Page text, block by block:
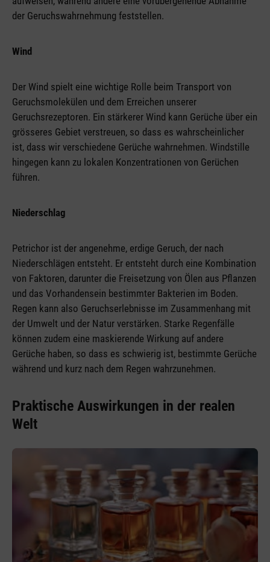
der Geruchswahrnehmung feststellen.
Wind
Der Wind spielt eine wichtige Rolle beim Transport von
Geruchsmolekülen und dem Erreichen unserer
Geruchsrezeptoren. Ein stärkerer Wind kann Gerüche über ein
grösseres Gebiet verstreuen, so dass es wahrscheinlicher
ist, dass wir verschiedene Gerüche wahrnehmen. Windstille
hingegen kann zu lokalen Konzentrationen von Gerüchen
führen.
Niederschlag
Petrichor ist der angenehme, erdige Geruch, der nach
Niederschlägen entsteht. Er entsteht durch eine Kombination
von Faktoren, darunter die Freisetzung von Ölen aus Pflanzen
und das Vorhandensein bestimmter Bakterien im Boden.
Regen kann also Geruchserlebnisse im Zusammenhang mit
der Umwelt und der Natur verstärken. Starke Regenfälle
können zudem eine maskierende Wirkung auf andere
Gerüche haben, so dass es schwierig ist, bestimmte Gerüche
während und kurz nach dem Regen wahrzunehmen.
Praktische Auswirkungen in der realen
Welt